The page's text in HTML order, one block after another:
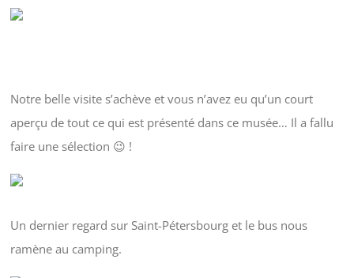
Notre belle visite s’achève et vous n’avez eu qu’un court
aperçu de tout ce qui est présenté dans ce musée… Il a fallu
faire une sélection 😉 !
Un dernier regard sur Saint-Pétersbourg et le bus nous
ramène au camping.